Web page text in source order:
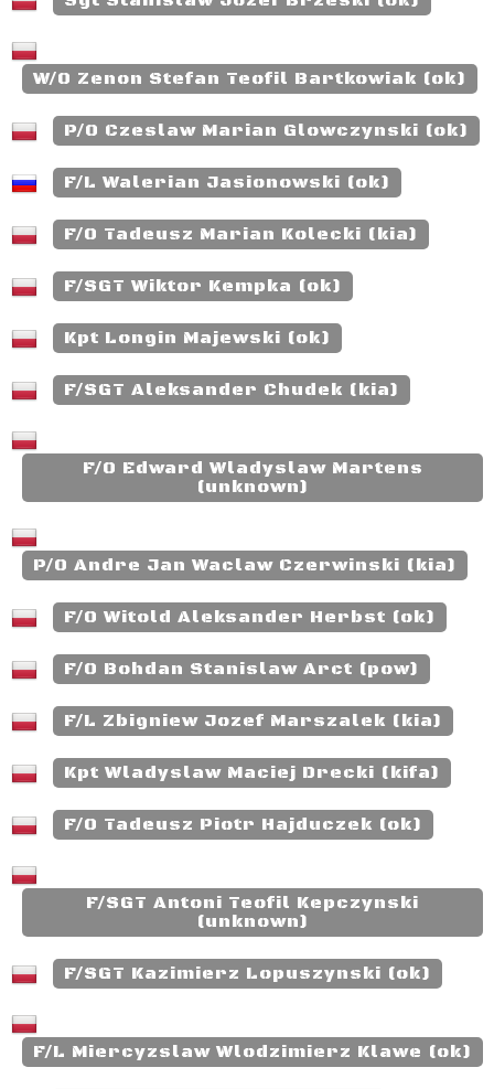
W/O Zenon Stefan Teofil Bartkowiak (ok)
P/O Czeslaw Marian Glowczynski (ok)
F/L Walerian Jasionowski (ok)
F/O Tadeusz Marian Kolecki (kia)
F/SGT Wiktor Kempka (ok)
Kpt Longin Majewski (ok)
F/SGT Aleksander Chudek (kia)
F/O Edward Wladyslaw Martens
(unknown)
P/O Andre Jan Waclaw Czerwinski (kia)
F/O Witold Aleksander Herbst (ok)
F/O Bohdan Stanislaw Arct (pow)
F/L Zbigniew Jozef Marszalek (kia)
Kpt Wladyslaw Maciej Drecki (kifa)
F/O Tadeusz Piotr Hajduczek (ok)
F/SGT Antoni Teofil Kepczynski
(unknown)
F/SGT Kazimierz Lopuszynski (ok)
F/L Miercyzslaw Wlodzimierz Klawe (ok)